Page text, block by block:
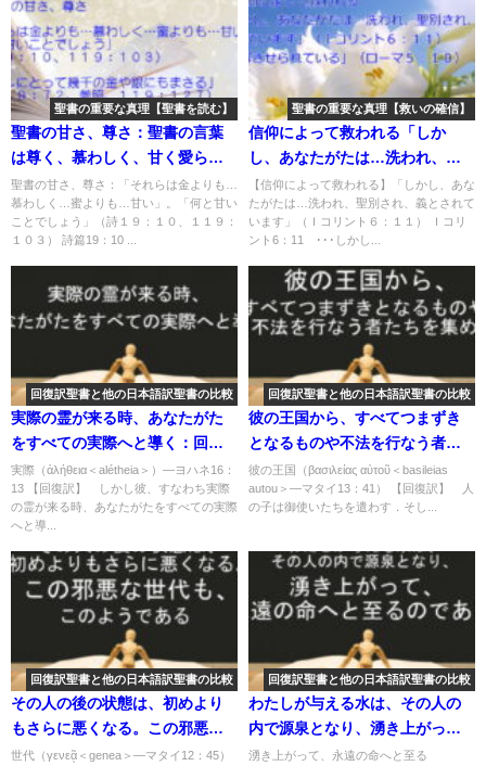
聖書の重要な真理【聖書を読む】
聖書の甘さ、尊さ：聖書の言葉
は尊く、慕わしく、甘く愛らし
い「金よりも…慕わしく…蜜よ
りも…甘い」「幾千の金や銀に
もまさる」：聖書の重要な真理
聖書の甘さ、尊さ：「それらは金よりも…
慕わしく…蜜よりも…甘い」。「何と甘い
ことでしょう」（詩１９：１０、１１９：
１０３） 詩篇19：10 ...
聖書の重要な真理【救いの確信】
信仰によって救われる「しか
し、あなたがたは…洗われ、聖
別され、義とされています」
「和解させられている」：聖書
の重要な真理【救いの確信】(２)
【信仰によって救われる】「しかし、あな
たがたは…洗われ、聖別され、義とされて
います」（Ｉコリント６：１１） Ｉコリ
ント6：11 ･･･しかし...
回復訳聖書と他の日本語訳聖書の比較
実際の霊が来る時、あなたがた
をすべての実際へと導く：回復
訳聖書と他の日本語訳との比較
(119)
実際（ἀλήθεια＜alétheia＞）―ヨハネ16：
13 【回復訳】 しかし彼、すなわち実際
の霊が来る時、あなたがたをすべての実際
へと導...
回復訳聖書と他の日本語訳聖書の比較
彼の王国から、すべてつまずき
となるものや不法を行なう者た
ちを集め：回復訳聖書と他の日
本語訳との比較(57)
彼の王国（βασιλείας αὐτοῦ＜basileias
autou＞―マタイ13：41） 【回復訳】 人
の子は御使いたちを遣わす．そし...
回復訳聖書と他の日本語訳聖書の比較
その人の後の状態は、初めより
もさらに悪くなる。この邪悪な
世代も、このようである：回復
世代（γενεᾷ＜genea＞―マタイ12：45）
回復訳聖書と他の日本語訳聖書の比較
わたしが与える水は、その人の
内で源泉となり、湧き上がっ
て、永遠の命へと至るのであ
湧き上がって、永遠の命へと至る